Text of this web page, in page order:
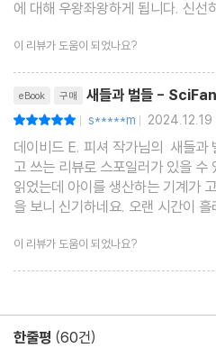
에 대해 우왕좌왕하게 됩니다. 신선
이 리뷰가 도움이 되었나요?
eBook 구매 새들과 벌들 -
| s*****m | 2024.12.19
데이비드 E. 피셔 작가님의 새들
고 쓰는 리뷰로 스포일러가 있을 수
읽었는데 아이를 생산하는 기계가
을 보니 신기하네요. 오랜 시간이
이 리뷰가 도움이 되었나요?
한줄평 (60건)